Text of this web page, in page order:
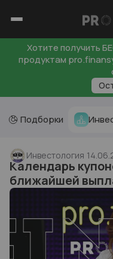
Хотите получить
продуктам
Подборки
Инвестология
Календарь
ближайшей